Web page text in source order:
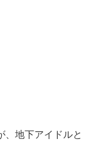
、地下アイドルと